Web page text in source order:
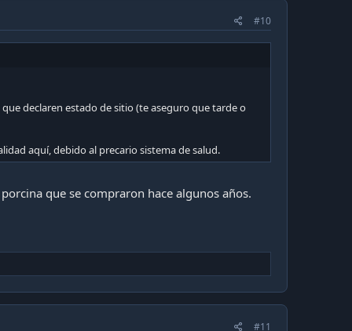
#10
declaren estado de sitio (te aseguro que tarde o
aquí, debido al precario sistema de salud.
que se compraron hace algunos años.
#11